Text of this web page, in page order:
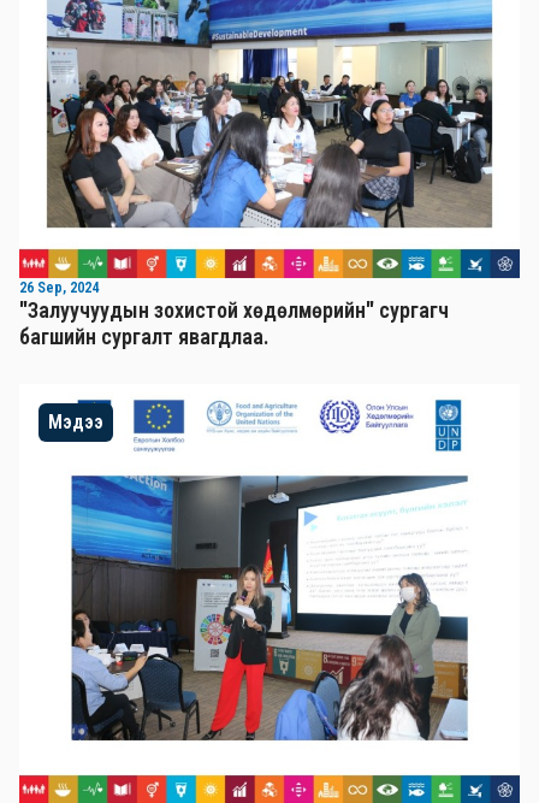
26 Sep, 2024
"Залуучуудын зохистой хөдөлмөрийн" сургагч
багшийн сургалт явагдлаа.
Мэдээ